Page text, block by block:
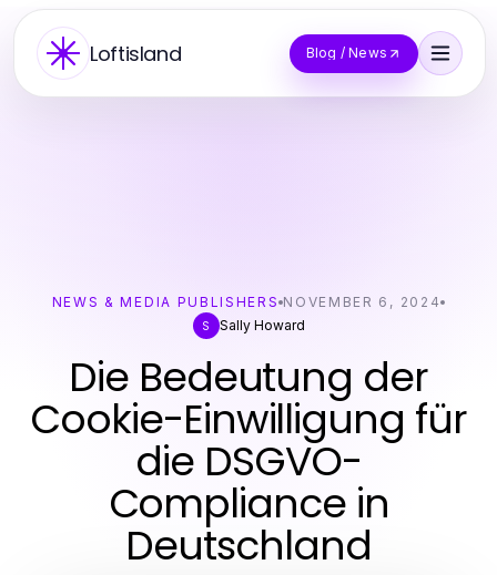
Loftisland Blog / News
NEWS & MEDIA PUBLISHERS NOVEMBER 6, 2024
S
Sally Howard
Die Bedeutung der
Cookie-Einwilligung für
die DSGVO-
Compliance in
Deutschland